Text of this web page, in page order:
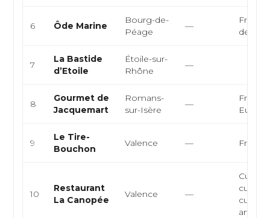
6 Ôde Marine
Bourg-de-
Péage
—
de mer
7
La Bastide
d’Etoile
Étoile-sur-
Rhône
—
8
Gourmet de
Jacquemart
Romans-
sur-Isère
—
9
Le Tire-
Bouchon
Valence —
10
Restaurant
La Canopée
Valence —
cuisine
cuisine